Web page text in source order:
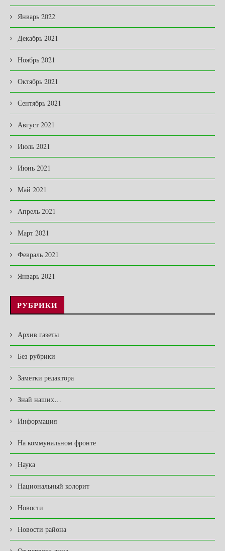
Январь 2022
Декабрь 2021
Ноябрь 2021
Октябрь 2021
Сентябрь 2021
Август 2021
Июль 2021
Июнь 2021
Май 2021
Апрель 2021
Март 2021
Февраль 2021
Январь 2021
РУБРИКИ
Архив газеты
Без рубрики
Заметки редактора
Знай наших…
Информация
На коммунальном фронте
Наука
Национальный колорит
Новости
Новости района